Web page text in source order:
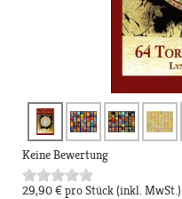
Keine Bewertung
29,90 €pro Stück(inkl. MwSt.)